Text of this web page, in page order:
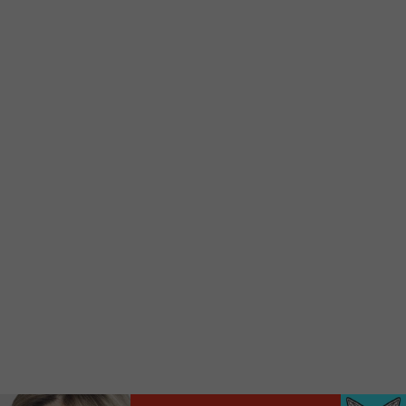
locale vous sont maintenant accessibles en un clic!